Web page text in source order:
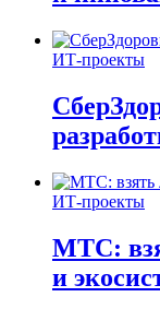
ИТ-проекты
ИТ-проекты
МТС:
и